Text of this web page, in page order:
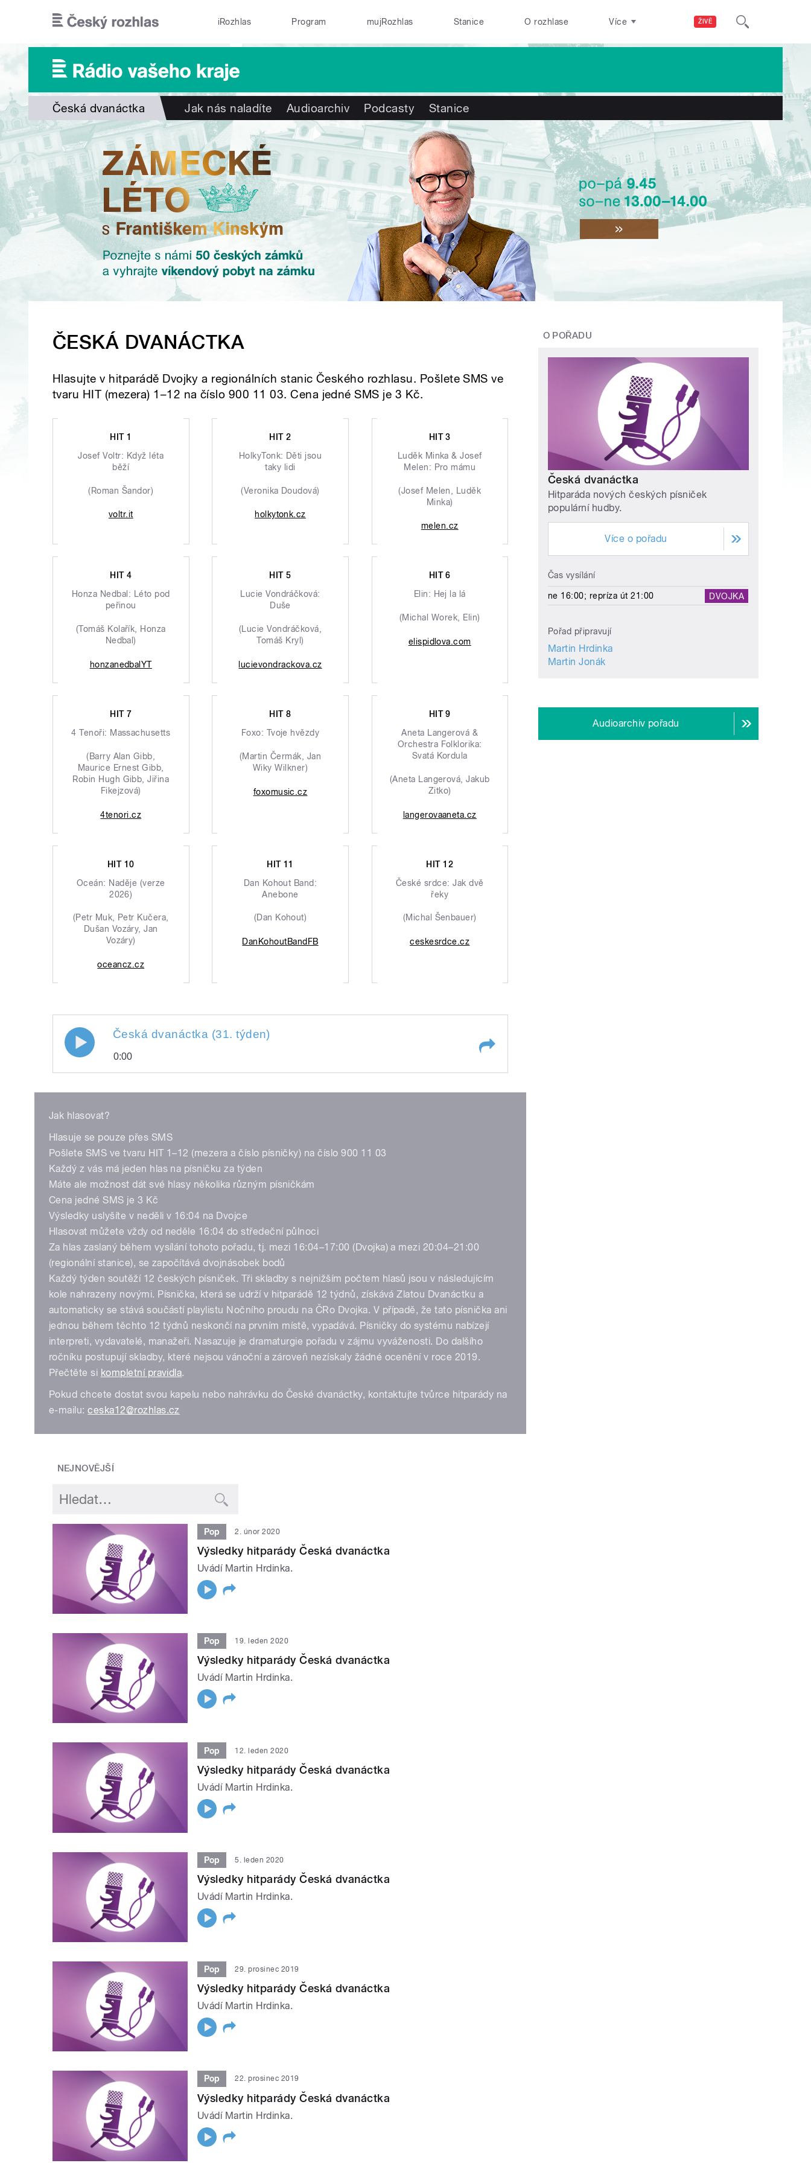
ŽIVĚ
iRozhlas Program mujRozhlas Stanice O rozhlase Více
Česká dvanáctka Jak nás naladíte Audioarchiv Podcasty Stanice
ČESKÁ DVANÁCTKA
Hlasujte v hitparádě Dvojky a regionálních stanic Českého rozhlasu. Pošlete SMS ve
tvaru HIT (mezera) 1–12 na číslo 900 11 03. Cena jedné SMS je 3 Kč.
HIT 1
Josef Voltr: Když léta
běží
(Roman Šandor)
voltr.it
HIT 2
HolkyTonk: Děti jsou
taky lidi
(Veronika Doudová)
holkytonk.cz
HIT 3
Luděk Minka & Josef
Melen: Pro mámu
(Josef Melen, Luděk
Minka)
melen.cz
HIT 4
Honza Nedbal: Léto pod
peřinou
(Tomáš Kolařík, Honza
Nedbal)
honzanedbalYT
HIT 5
Lucie Vondráčková:
Duše
(Lucie Vondráčková,
Tomáš Kryl)
lucievondrackova.cz
HIT 6
Elin: Hej la lá
(Michal Worek, Elin)
elispidlova.com
HIT 7
4 Tenoři: Massachusetts
(Barry Alan Gibb,
Maurice Ernest Gibb,
Robin Hugh Gibb, Jiřina
Fikejzová)
4tenori.cz
HIT 8
Foxo: Tvoje hvězdy
(Martin Čermák, Jan
Wiky Wilkner)
foxomusic.cz
HIT 9
Aneta Langerová &
Orchestra Folklorika:
Svatá Kordula
(Aneta Langerová, Jakub
Zitko)
langerovaaneta.cz
HIT 10
Oceán: Naděje (verze
2026)
(Petr Muk, Petr Kučera,
Dušan Vozáry, Jan
Vozáry)
oceancz.cz
HIT 11
Dan Kohout Band:
Anebone
(Dan Kohout)
DanKohoutBandFB
HIT 12
České srdce: Jak dvě
řeky
(Michal Šenbauer)
ceskesrdce.cz
pause
Česká dvanáctka (31. týden)
0:00
Jak hlasovat?
Hlasuje se pouze přes SMS
Pošlete SMS ve tvaru HIT 1–12 (mezera a číslo písničky) na číslo 900 11 03
Každý z vás má jeden hlas na písničku za týden
Máte ale možnost dát své hlasy několika různým písničkám
Cena jedné SMS je 3 Kč
Výsledky uslyšíte v neděli v 16:04 na Dvojce
Hlasovat můžete vždy od neděle 16:04 do středeční půlnoci
Za hlas zaslaný během vysílání tohoto pořadu, tj. mezi 16:04–17:00 (Dvojka) a mezi 20:04–21:00
(regionální stanice), se započítává dvojnásobek bodů
Každý týden soutěží 12 českých písniček. Tři skladby s nejnižším počtem hlasů jsou v následujícím
kole nahrazeny novými. Písnička, která se udrží v hitparádě 12 týdnů, získává Zlatou Dvanáctku a
automaticky se stává součástí playlistu Nočního proudu na ČRo Dvojka. V případě, že tato písnička ani
jednou během těchto 12 týdnů neskončí na prvním místě, vypadává. Písničky do systému nabízejí
interpreti, vydavatelé, manažeři. Nasazuje je dramaturgie pořadu v zájmu vyváženosti. Do dalšího
ročníku postupují skladby, které nejsou vánoční a zároveň nezískaly žádné ocenění v roce 2019.
Přečtěte si kompletní pravidla.
Pokud chcete dostat svou kapelu nebo nahrávku do České dvanáctky, kontaktujte tvůrce hitparády na
e-mailu:ceska12@rozhlas.cz
NEJNOVĚJŠÍ
Pop 2. únor 2020
Výsledky hitparády Česká dvanáctka
Uvádí Martin Hrdinka.
Pop 19. leden 2020
Výsledky hitparády Česká dvanáctka
Uvádí Martin Hrdinka.
Pop 12. leden 2020
Výsledky hitparády Česká dvanáctka
Uvádí Martin Hrdinka.
Pop 5. leden 2020
Výsledky hitparády Česká dvanáctka
Uvádí Martin Hrdinka.
Pop 29. prosinec 2019
Výsledky hitparády Česká dvanáctka
Uvádí Martin Hrdinka.
Pop 22. prosinec 2019
Výsledky hitparády Česká dvanáctka
Uvádí Martin Hrdinka.
O POŘADU
Česká dvanáctka
Hitparáda nových českých písniček
populární hudby.
Více o pořadu
Čas vysílání
ne 16:00; repríza út 21:00 DVOJKA
Pořad připravují
Martin Hrdinka
Martin Jonák
Audioarchiv pořadu